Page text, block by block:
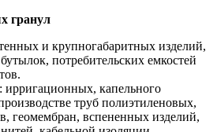
гранул
и крупногабаритных изделий,
потребительских емкостей
капельного
труб полиэтиленовых,
геомембран, вспененных изделий,